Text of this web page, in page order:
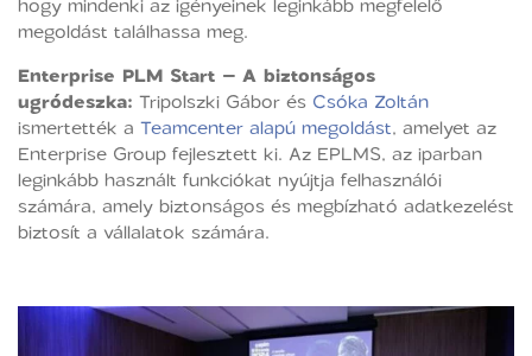
megoldást találhassa meg.
Enterprise PLM Start – A biztonságos
ugródeszka: Tripolszki Gábor és Csóka Zoltán
ismertették a Teamcenter alapú megoldást, amelyet az
Enterprise Group fejlesztett ki. Az EPLMS, az iparban
leginkább használt funkciókat nyújtja felhasználói
számára, amely biztonságos és megbízható adatkezelést
biztosít a vállalatok számára.